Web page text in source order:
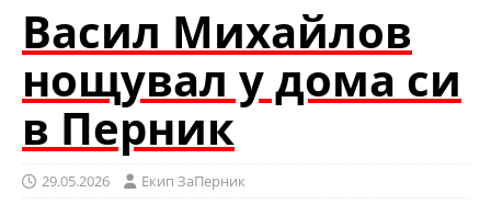
Васил Михайлов
нощувал у дома си
в Перник
29.05.2026 Eкип ЗаПерник